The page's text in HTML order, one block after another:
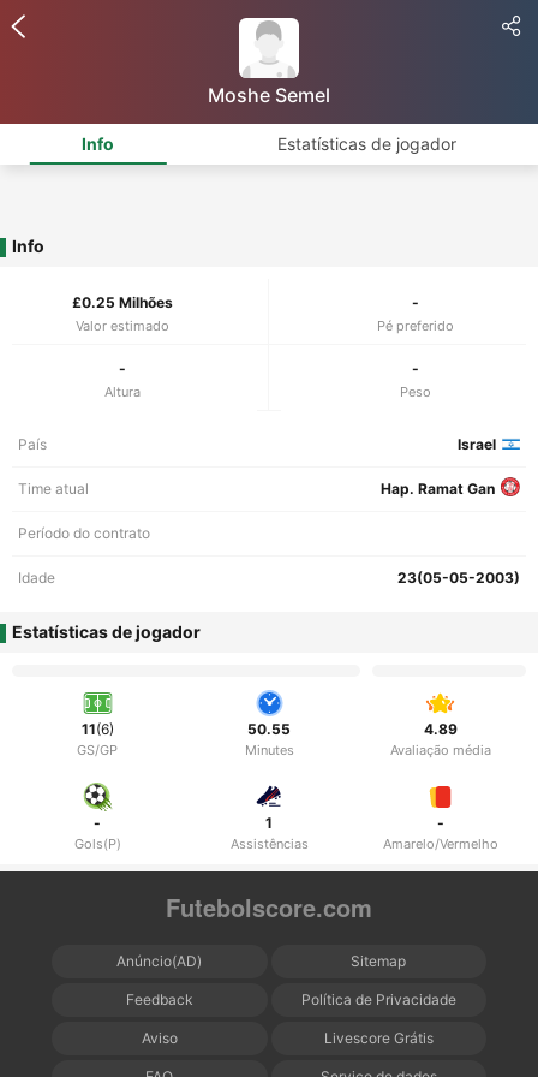
Moshe Semel
Info Estatísticas de jogador
Info
£0.25 Milhões
Valor estimado
-
Pé preferido
-
Altura
-
Peso
País Israel
Time atual Hap. Ramat Gan
Período do contrato
Idade 23(05-05-2003)
Estatísticas de jogador
11(6)
GS/GP
50.55
Minutes
4.89
Avaliação média
-
Gols(P)
1
Assistências
-
Amarelo/Vermelho
Futebolscore.com
Anúncio(AD) Sitemap
Feedback Política de Privacidade
Aviso Livescore Grátis